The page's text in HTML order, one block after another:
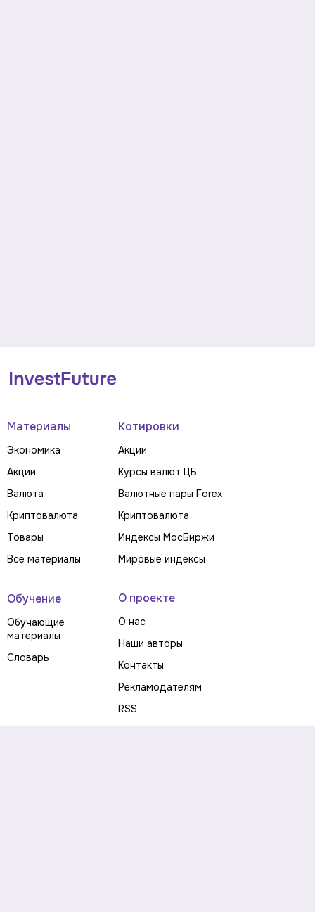
Материалы
Экономика
Акции
Валюта
Криптовалюта
Товары
Все материалы
Котировки
Акции
Курсы валют ЦБ
Валютные пары Forex
Криптовалюта
Индексы МосБиржи
Мировые индексы
Обучение
Обучающие
материалы
Словарь
О проекте
О нас
Наши авторы
Контакты
Рекламодателям
RSS